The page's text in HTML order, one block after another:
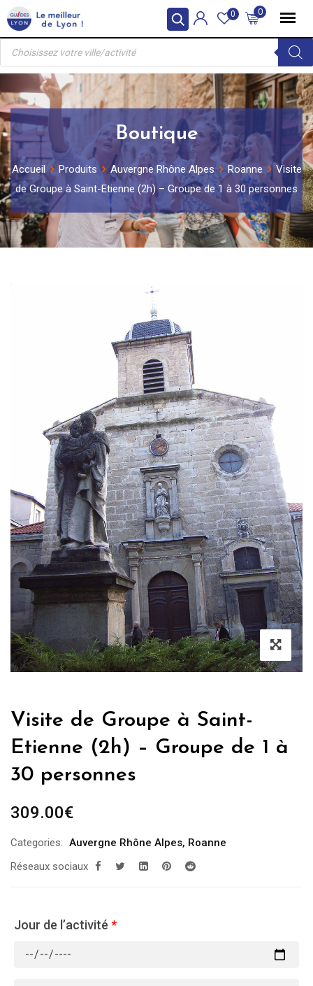
Skip
to
content
0
0
Recherche
produits
Boutique
Accueil Produits Auvergne Rhône Alpes Roanne
Visite
de Groupe à Saint-Etienne (2h) – Groupe de 1 à 30 personnes
Visite de Groupe à Saint-
Etienne (2h) – Groupe de 1 à
30 personnes
309.00€
Categories: Auvergne Rhône Alpes, Roanne
Réseaux sociaux
Jour de l’activité *